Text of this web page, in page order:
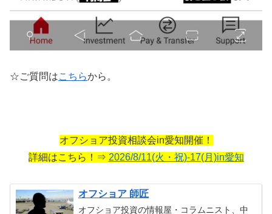
☆ご質問はこちらから。
オフショア投資相談会in愛知開催！
詳細はこちら！⇒ 2026/8/11(火・祝)-17(月)in愛知
オフショア 師匠
オフショア投資の情報屋・コラムニスト、中